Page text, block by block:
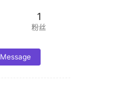
1
粉丝
Message